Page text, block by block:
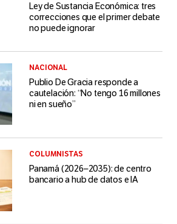
Ley de Sustancia Económica: tres
correcciones que el primer debate
no puede ignorar
NACIONAL
Publio De Gracia responde a
cautelación: “No tengo 16 millones
ni en sueño”
COLUMNISTAS
Panamá (2026–2035): de centro
bancario a hub de datos e IA